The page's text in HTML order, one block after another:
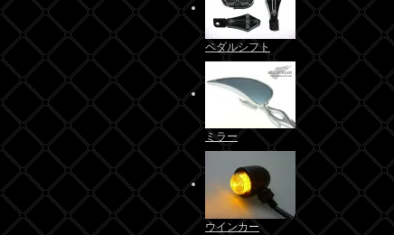
ペダルシフト
ミラー
ウインカー